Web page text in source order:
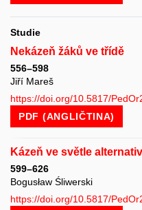
Studie
Nekázeň žáků ve třídě
556–598
Jiří Mareš
https://doi.org/10.5817/
PDF (ANGLIČTINA)
Kázeň ve světle
599–626
Bogusław Śliwerski
https://doi.org/10.5817/